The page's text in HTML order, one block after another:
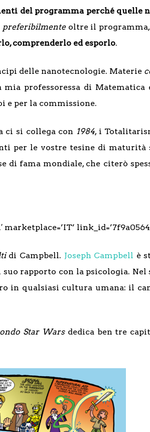
del programma perché quelle
preferibilmenteoltre il programma,
comprenderlo ed esporlo.
delle nanotecnologie. Materie
professoressa di
e per la commissione.
ci si collega con 1984, i
per le vostre tesine di maturità
di fama mondiale, che citerò
di Campbell. Joseph Campbell è
rapporto con la psicologia. Nel
qualsiasi cultura umana: il
Star Warsdedica ben tre